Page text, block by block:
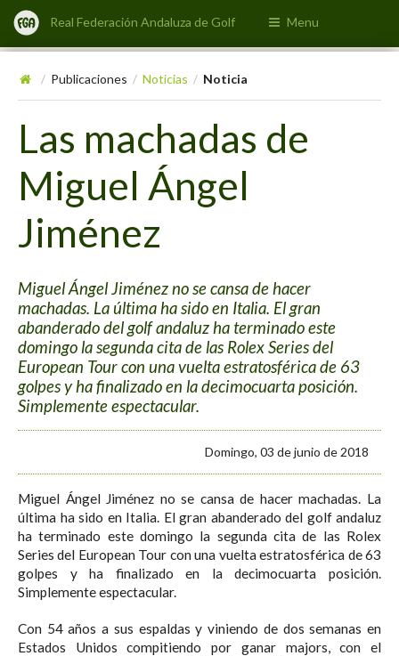
Real Federación Andaluza de Golf Menu
/ Publicaciones / Noticias / Noticia
Las machadas de
Miguel Ángel
Jiménez
Miguel Ángel Jiménez no se cansa de hacer
machadas. La última ha sido en Italia. El gran
abanderado del golf andaluz ha terminado este
domingo la segunda cita de las Rolex Series del
European Tour con una vuelta estratosférica de 63
golpes y ha finalizado en la decimocuarta posición.
Simplemente espectacular.
Domingo, 03 de junio de 2018
Miguel Ángel Jiménez no se cansa de hacer machadas. La
última ha sido en Italia. El gran abanderado del golf andaluz
ha terminado este domingo la segunda cita de las Rolex
Series del European Tour con una vuelta estratosférica de 63
golpes y ha finalizado en la decimocuarta posición.
Simplemente espectacular.
Con 54 años a sus espaldas y viniendo de dos semanas en
Estados Unidos compitiendo por ganar majors, con el